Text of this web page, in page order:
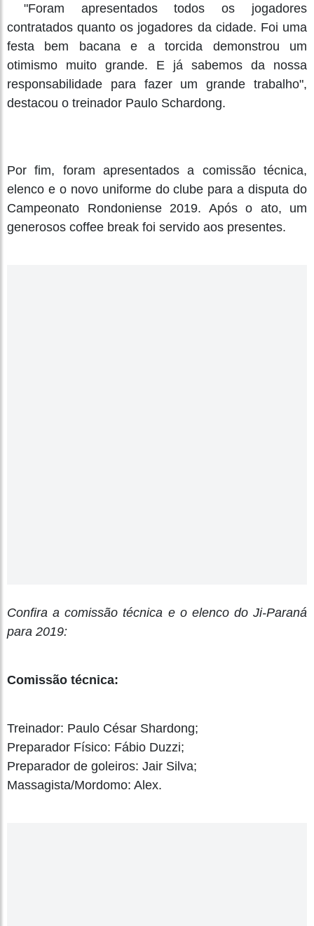
"Foram apresentados todos os jogadores
contratados quanto os jogadores da cidade. Foi uma
festa bem bacana e a torcida demonstrou um
otimismo muito grande. E já sabemos da nossa
responsabilidade para fazer um grande trabalho",
destacou o treinador Paulo Schardong.
Por fim, foram apresentados a comissão técnica,
elenco e o novo uniforme do clube para a disputa do
Campeonato Rondoniense 2019. Após o ato, um
generosos coffee break foi servido aos presentes.
Confira a comissão técnica e o elenco do Ji-Paraná
para 2019:
Comissão técnica:
Treinador: Paulo César Shardong;
Preparador Físico: Fábio Duzzi;
Preparador de goleiros: Jair Silva;
Massagista/Mordomo: Alex.